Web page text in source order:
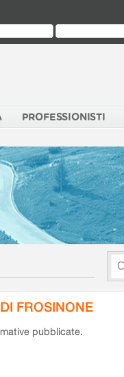
PROFESSIONISTI
FROSINONE
pubblicate.